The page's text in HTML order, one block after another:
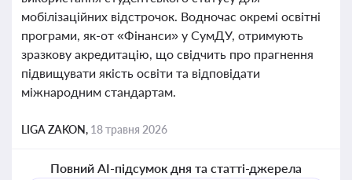
мобілізаційних відстрочок. Водночас окремі освітні
програми, як-от «Фінанси» у СумДУ, отримують
зразкову акредитацію, що свідчить про прагнення
підвищувати якість освіти та відповідати
міжнародним стандартам.
LIGA ZAKON, 18 травня 2026
Повний AI-підсумок дня та статті-джерела